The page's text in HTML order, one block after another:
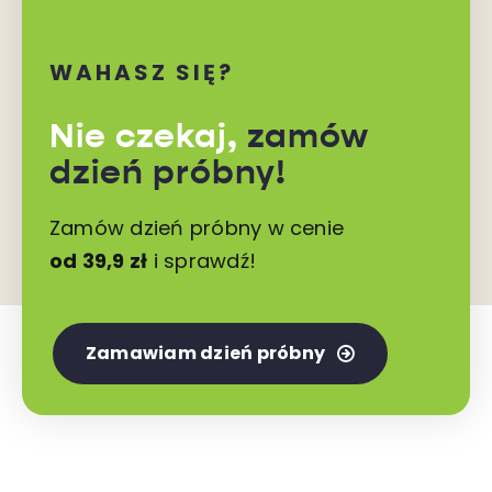
WAHASZ SIĘ?
Nie czekaj, zamów
dzień próbny!
Zamów dzień próbny w cenie
od 39,9 zł i sprawdź!
Zamawiam dzień próbny